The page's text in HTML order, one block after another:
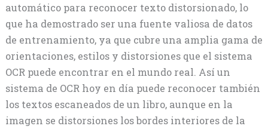
automático para reconocer texto distorsionado, lo
que ha demostrado ser una fuente valiosa de datos
de entrenamiento, ya que cubre una amplia gama de
orientaciones, estilos y distorsiones que el sistema
OCR puede encontrar en el mundo real. Así un
sistema de OCR hoy en día puede reconocer también
los textos escaneados de un libro, aunque en la
imagen se distorsiones los bordes interiores de la